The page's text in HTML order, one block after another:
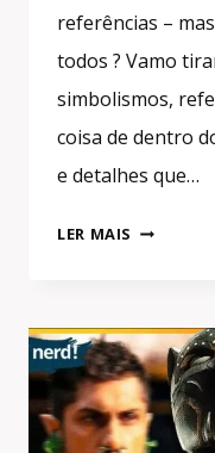
referências –
todos ? Vamo
simbolismos,
coisa de dentro
e detalhes que…
LER MAIS
EGGS
DE
PANTERA
NEGRA